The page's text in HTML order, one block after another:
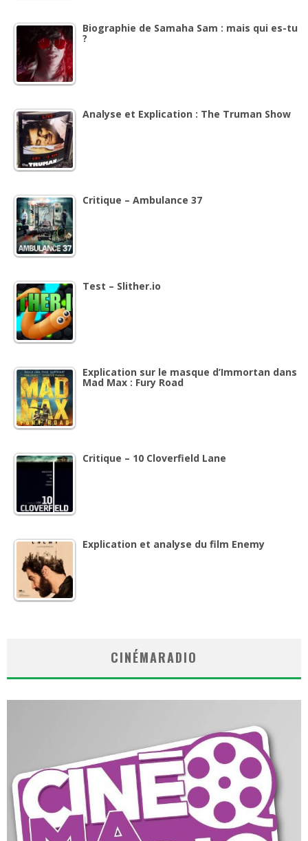
Biographie de Samaha Sam : mais qui es-tu
?
Analyse et Explication : The Truman Show
Critique – Ambulance 37
Test – Slither.io
Explication sur le masque d’Immortan dans
Mad Max : Fury Road
Critique – 10 Cloverfield Lane
Explication et analyse du film Enemy
CINÉMARADIO